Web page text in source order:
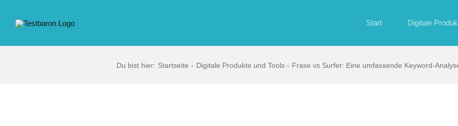
Inhalt
Start Digitale
Du bist hier: Startseite Digitale Produkte und Tools Frase vs Surfer: Eine umfassende Keyword-